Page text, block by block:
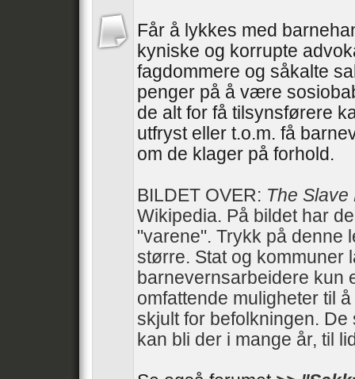
Får å lykkes med
kyniske og korrupte
fagdommere og såkalte
penger på å være
de alt for få tilsynsførere
utfryst eller t.o.m. få
om de klager på forhold.
BILDET OVER: The Slave
Wikipedia. På bildet har
"varene". Trykk på denne
større. Stat og kommuner
barnevernsarbeidere kun
omfattende muligheter til
skjult for befolkningen.
kan bli der i mange år, til